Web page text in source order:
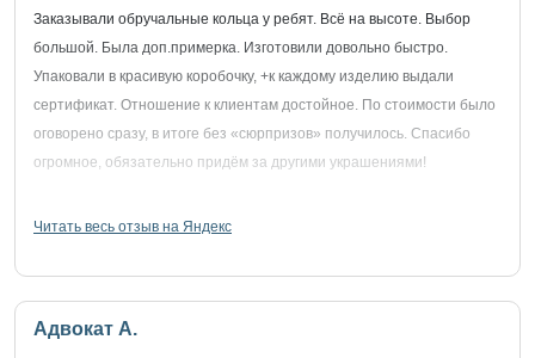
Заказывали обручальные кольца у ребят. Всё на высоте. Выбор
большой. Была доп.примерка. Изготовили довольно быстро.
Упаковали в красивую коробочку, +к каждому изделию выдали
сертификат. Отношение к клиентам достойное. По стоимости было
оговорено сразу, в итоге без «сюрпризов» получилось. Спасибо
огромное, обязательно придём за другими украшениями!
Читать весь отзыв на Яндекс
Адвокат А.